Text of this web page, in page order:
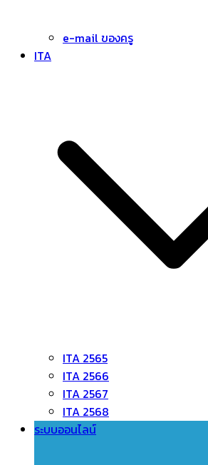
e-mail ของครู
ITA
ITA 2565
ITA 2566
ITA 2567
ITA 2568
ระบบออนไลน์